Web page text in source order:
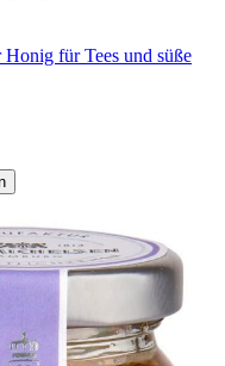
für Tees und süße